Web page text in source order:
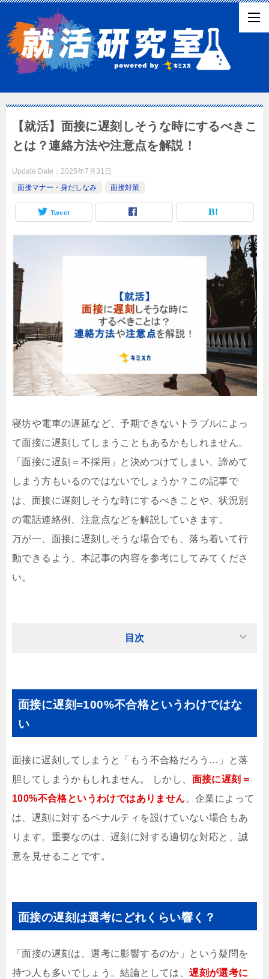
【就活】面接に遅刻しそうな時にするべきこ
とは？連絡方法や注意点を解説！
Update Date： 2025年7月31日
面接マナー・身だしなみ
面接対策
Tweet
寝坊や電車の遅延など、予期できないトラブルによっ
て面接に遅刻してしまうこともあるかもしれません。
「面接に遅刻＝不採用」と決めつけてしまい、諦めて
しまう方もいるのではないでしょうか？この記事で
は、面接に遅刻しそうな時にするべきことや、状況別
の電話連絡例、注意点などを解説していきます。
万が一、面接に遅刻しそうな場合でも、落ち着いて行
動できるよう、本記事の内容を参考にしてみてくださ
い。
目次
面接に遅刻=100%不合格というわけではな
い
面接に遅刻してしまうと「もう不合格だろう…」と落
胆してしまうかもしれません。 しかし、 面接に遅刻＝
100%不合格というわけではありません。企業によって
は、遅刻に対するペナルティを設けていない場合もあ
ります。重要なのは、遅刻に対する適切な対応と、誠
意を見せることです。
面接の遅刻は選考にどれくらい響く？
「面接の遅刻は、選考に影響するのか」という疑問を
持つ人も多いでしょう。結論としては、遅刻が選考に